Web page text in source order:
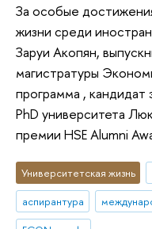
За особые
жизни среди
Заруи Акопян,
магистратуры
программа ,
PhD университета
премии HSE Alumni
Университетская жизнь
аспирантура